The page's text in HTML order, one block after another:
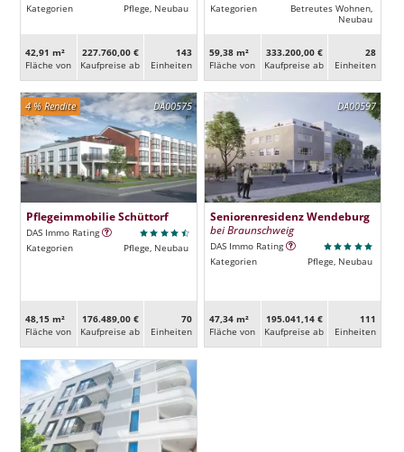
Kategorien
Pflege, Neubau
42,91 m²
Fläche von
227.760,00 €
Kaufpreise ab
143
Ein­heiten
Kategorien
Betreutes Wohnen,
Neubau
59,38 m²
Fläche von
333.200,00 €
Kaufpreise ab
28
Ein­heiten
DA00575
4 % Rendite
Pflegeimmobilie Schüttorf
DAS Immo Rating
Kategorien
Pflege, Neubau
48,15 m²
Fläche von
176.489,00 €
Kaufpreise ab
70
Ein­heiten
DA00597
Seniorenresidenz Wendeburg
bei Braunschweig
DAS Immo Rating
Kategorien
Pflege, Neubau
47,34 m²
Fläche von
195.041,14 €
Kaufpreise ab
111
Ein­heiten